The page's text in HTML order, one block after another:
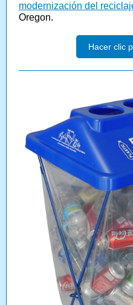
modernización del
Oregon.
Hacer clic